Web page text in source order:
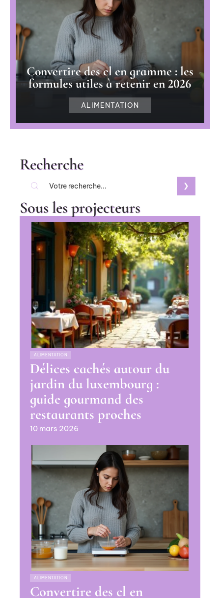
Convertire des cl en gramme : les
formules utiles à retenir en 2026
ALIMENTATION
Recherche
Sous les projecteurs
ALIMENTATION
Délices cachés autour du
jardin du luxembourg :
guide gourmand des
restaurants proches
10 mars 2026
ALIMENTATION
Convertire des cl en